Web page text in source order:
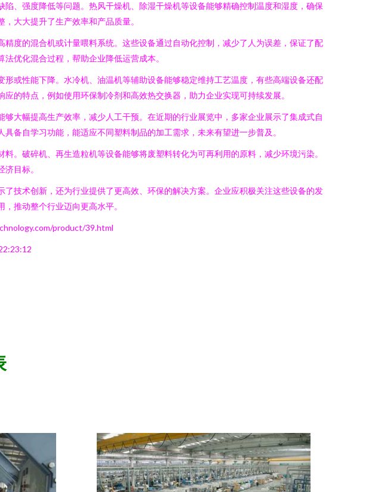
、强度降低等问题。热风干燥机、除湿干燥机等设备能够精确控制温度和湿度，确保
大大提升了生产效率和产品质量。
度的混合机或计量喂料系统。这些设备通过自动化控制，减少了人为误差，保证了配
优化混合过程，帮助企业降低运营成本。
或性能下降。水冷机、油温机等辅助设备能够稳定维持工艺温度，有些高端设备还配
的特点，例如使用环保制冷剂和高效热交换器，助力企业实现可持续发展。
大幅提高生产效率，减少人工干预。在近期的行业展览中，多家企业展示了集成式自
备自学习功能，能适应不同塑料制品的加工需求，未来有望进一步普及。
。破碎机、再生造粒机等设备能够将废塑料转化为可再利用的原料，减少环境污染。
目标。
技术创新，还为行业提供了更高效、环保的解决方案。企业应积极关注这些设备的发
推动整个行业迈向更高水平。
product/39.html